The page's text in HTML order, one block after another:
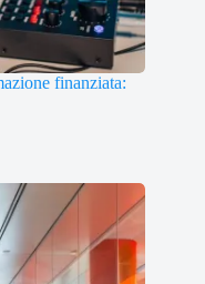
finanziata: